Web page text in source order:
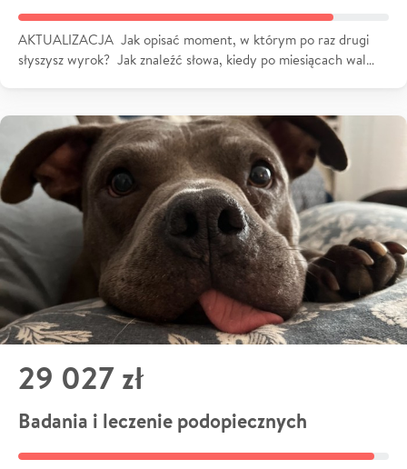
AKTUALIZACJA Jak opisać moment, w którym po raz drugi
słyszysz wyrok? Jak znaleźć słowa, kiedy po miesiącach wal…
29 027 zł
Badania i leczenie podopiecznych